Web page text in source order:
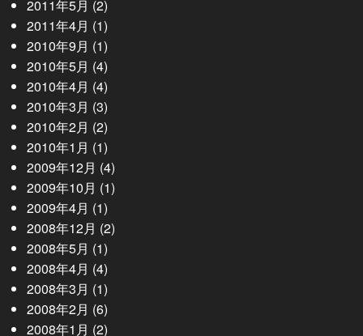
2011年5月 (2)
2011年4月 (1)
2010年9月 (1)
2010年5月 (4)
2010年4月 (4)
2010年3月 (3)
2010年2月 (2)
2010年1月 (1)
2009年12月 (4)
2009年10月 (1)
2009年4月 (1)
2008年12月 (2)
2008年5月 (1)
2008年4月 (4)
2008年3月 (1)
2008年2月 (6)
2008年1月 (2)